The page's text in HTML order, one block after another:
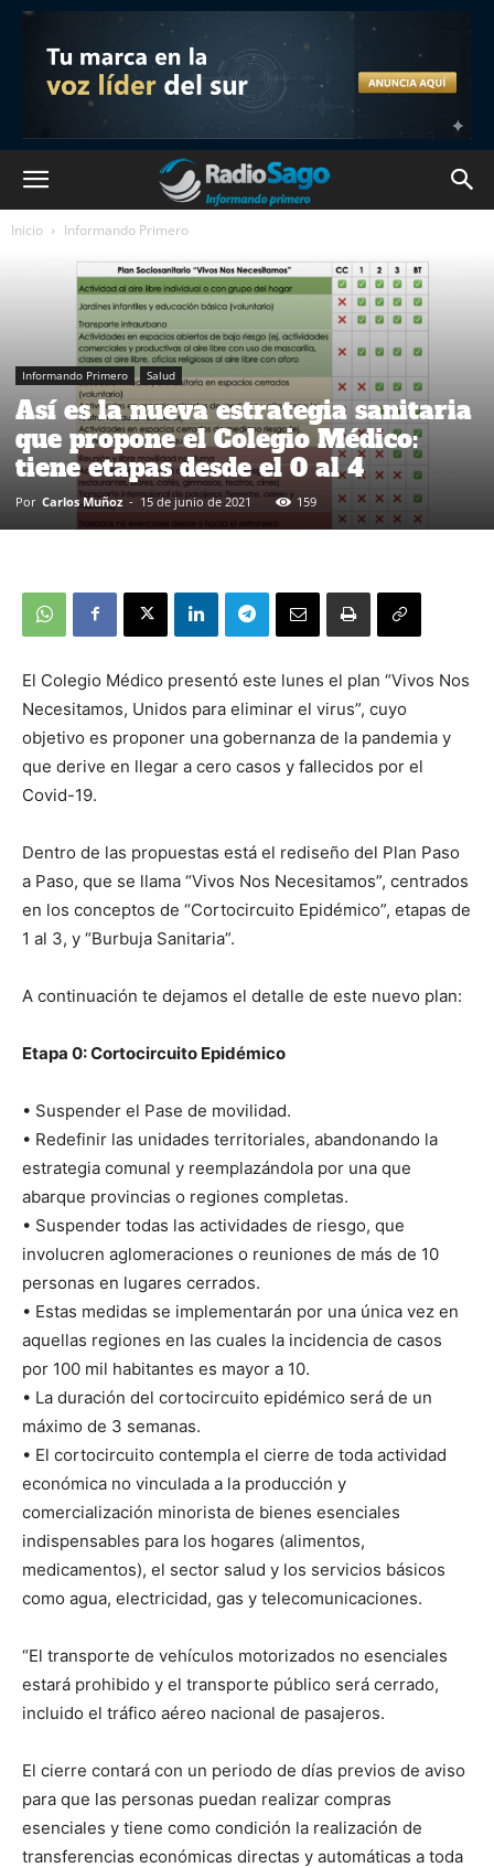
Inicio Informando Primero
Informando Primero Salud
Así es la nueva estrategia sanitaria
que propone el Colegio Médico:
tiene etapas desde el 0 al 4
Por Carlos Muñoz - 15 de junio de 2021 159
El Colegio Médico presentó este lunes el plan “Vivos Nos
Necesitamos, Unidos para eliminar el virus”, cuyo
objetivo es proponer una gobernanza de la pandemia y
que derive en llegar a cero casos y fallecidos por el
Covid-19.
Dentro de las propuestas está el rediseño del Plan Paso
a Paso, que se llama “Vivos Nos Necesitamos”, centrados
en los conceptos de “Cortocircuito Epidémico”, etapas de
1 al 3, y “Burbuja Sanitaria”.
A continuación te dejamos el detalle de este nuevo plan:
Etapa 0: Cortocircuito Epidémico
• Suspender el Pase de movilidad.
• Redefinir las unidades territoriales, abandonando la
estrategia comunal y reemplazándola por una que
abarque provincias o regiones completas.
• Suspender todas las actividades de riesgo, que
involucren aglomeraciones o reuniones de más de 10
personas en lugares cerrados.
• Estas medidas se implementarán por una única vez en
aquellas regiones en las cuales la incidencia de casos
por 100 mil habitantes es mayor a 10.
• La duración del cortocircuito epidémico será de un
máximo de 3 semanas.
• El cortocircuito contempla el cierre de toda actividad
económica no vinculada a la producción y
comercialización minorista de bienes esenciales
indispensables para los hogares (alimentos,
medicamentos), el sector salud y los servicios básicos
como agua, electricidad, gas y telecomunicaciones.
“El transporte de vehículos motorizados no esenciales
estará prohibido y el transporte público será cerrado,
incluido el tráfico aéreo nacional de pasajeros.
El cierre contará con un periodo de días previos de aviso
para que las personas puedan realizar compras
esenciales y tiene como condición la realización de
transferencias económicas directas y automáticas a toda